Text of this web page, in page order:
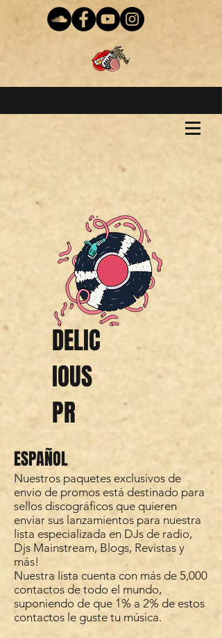
DELIC
IOUS
PR
ESPAÑOL
Nuestros paquetes exclusivos de
envio de promos está destinado para
sellos discográficos que quieren
enviar sus lanzamientos para nuestra
lista especializada en DJs de radio,
Djs Mainstream, Blogs, Revistas y
más!
Nuestra lista cuenta con más de 5,000
contactos de todo el mundo,
suponiendo de que 1% a 2% de estos
contactos le guste tu música.